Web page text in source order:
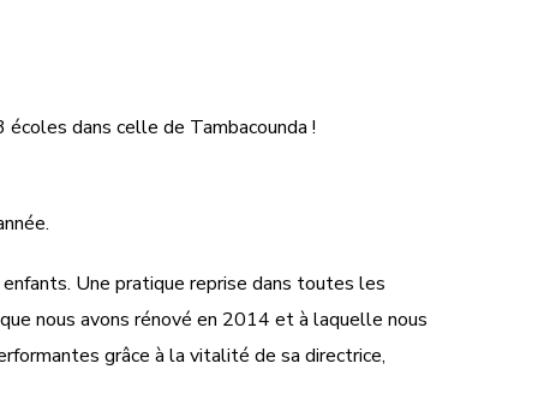
dans celle de Tambacounda !
Une pratique reprise dans toutes les
nous avons rénové en 2014 et à laquelle nous
grâce à la vitalité de sa directrice,